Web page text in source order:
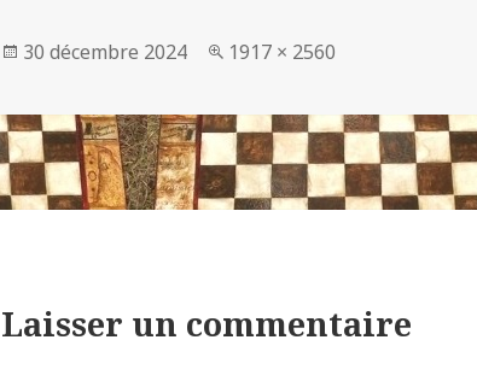
Publié
30 décembre 2024
Taille
1917 × 2560
Laisser un commentaire